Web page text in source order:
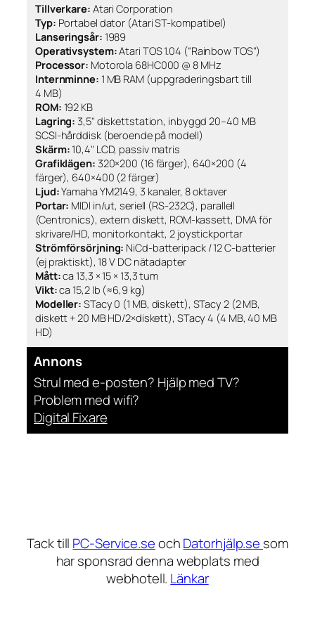
Tillverkare: Atari Corporation
Typ: Portabel dator (Atari ST-kompatibel)
Lanseringsår: 1989
Operativsystem:Atari TOS 1.04 (“Rainbow TOS”)
Processor: Motorola 68HC000 @ 8 MHz
Internminne: 1 MB RAM (uppgraderingsbart till
4 MB)
ROM: 192 KB
Lagring: 3,5" diskettstation, inbyggd 20–40 MB
SCSI-hårddisk (beroende på modell)
Skärm: 10,4" LCD, passiv matris
Grafiklägen: 320×200 (16 färger), 640×200 (4
färger), 640×400 (2 färger)
Ljud:Yamaha YM2149, 3 kanaler, 8 oktaver
Portar: MIDI in/ut, seriell (RS-232C), parallell
(Centronics), extern diskett, ROM-kassett, DMA för
skrivare/HD, monitorkontakt, 2 joystickportar
Strömförsörjning: NiCd-batteripack / 12 C-batterier
(ej praktiskt), 18 V DC nätadapter
Mått:ca 13,3 × 15 × 13,3 tum
Vikt:ca 15,2 lb (≈6,9 kg)
Modeller: STacy 0 (1 MB, diskett), STacy 2 (2 MB,
diskett + 20 MB HD/2×diskett), STacy 4 (4 MB, 40 MB
HD)
Annons
Strul med e-posten? Hjälp med TV?
Problem med wifi?
Digital Fixare
Tack till PC-Service.seochDatorhjälp.se som
har sponsrad denna webplats med
webhotell. Länkar